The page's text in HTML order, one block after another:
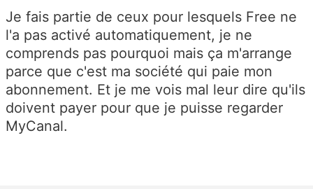
Je fais partie de ceux pour lesquels Free ne
l'a pas activé automatiquement, je ne
comprends pas pourquoi mais ça m'arrange
parce que c'est ma société qui paie mon
abonnement. Et je me vois mal leur dire qu'ils
doivent payer pour que je puisse regarder
MyCanal.